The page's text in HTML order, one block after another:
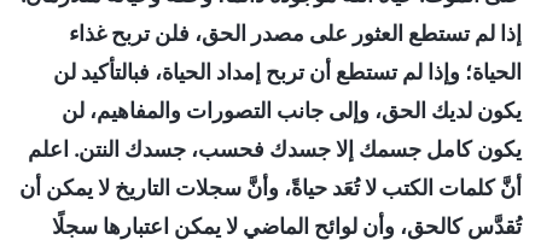
إذا لم تستطع العثور على مصدر الحق، فلن تربح غذاء
الحياة؛ وإذا لم تستطع أن تربح إمداد الحياة، فبالتأكيد لن
يكون لديك الحق، وإلى جانب التصورات والمفاهيم، لن
يكون كامل جسمك إلا جسدك فحسب، جسدك النتن. اعلم
أنَّ كلمات الكتب لا تُعَد حياةً، وأنَّ سجلات التاريخ لا يمكن أن
تُقدَّس كالحق، وأن لوائح الماضي لا يمكن اعتبارها سجلًا